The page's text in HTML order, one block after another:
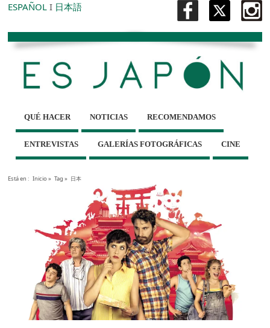
ESPAÑOL I 日本語
QUÉ HACER NOTICIAS RECOMENDAMOS
ENTREVISTAS GALERÍAS FOTOGRÁFICAS CINE
Está en : Inicio» Tag » 日本